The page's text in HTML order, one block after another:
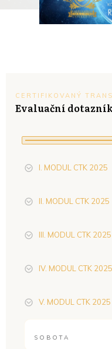
CERTIFIKOVANÝ
Evaluační
I. MODUL CTK 2025
II. MODUL CTK 2025
III. MODUL CTK 2025
IV. MODUL CTK 2025
V. MODUL CTK 2025
SOBOTA